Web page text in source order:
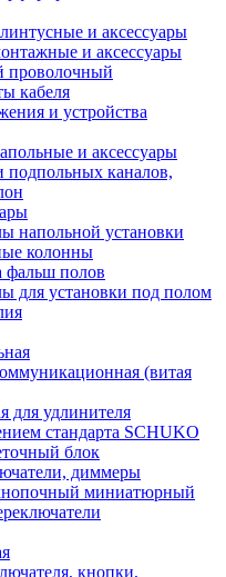
и аксессуары
и аксессуары
проволочный
кабеля
и устройства
и аксессуары
каналов,
напольной установки
колонны
фальш полов
для установки под полом
(витая
для удлинителя
стандарта SCHUKO
блок
диммеры
миниатюрный
кнопки,